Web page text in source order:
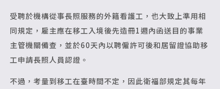
受聘於機構從事長照服務的外籍看護工，也大致上準用相
同規定，雇主應在移工入境後先造冊1週內函送目的事業
主管機關備查，並於60天內以聘僱許可後和居留證協助移
工申請長照人員認證。
不過，考量到移工在臺時間不定，因此衛福部規定其每年